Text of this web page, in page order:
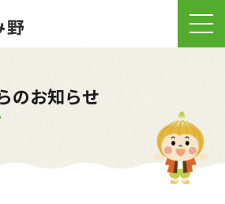
のお知らせ